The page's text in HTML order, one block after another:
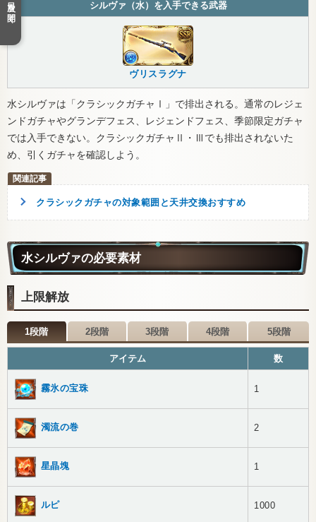
シルヴァ（水）を入手できる武器
ヴリスラグナ
水シルヴァは「クラシックガチャⅠ」で排出される。通常のレジェ
ンドガチャやグランデフェス、レジェンドフェス、季節限定ガチャ
では入手できない。クラシックガチャⅡ・Ⅲでも排出されないた
め、引くガチャを確認しよう。
クラシックガチャの対象範囲と天井交換おすすめ
水シルヴァの必要素材
上限解放
1段階 2段階 3段階 4段階 5段階
アイテム 数
霧氷の宝珠 1
濁流の巻 2
星晶塊 1
ルピ 1000
目次を開く